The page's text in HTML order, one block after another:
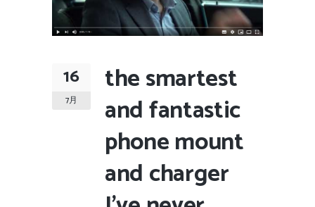
16
7月
the smartest
and fantastic
phone mount
and charger